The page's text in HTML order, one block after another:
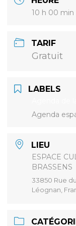
10 h 00 min
TARIF
Gratuit
LABELS
Agenda
LIEU
ESPACE
BRASSENS
33850 Rue du
Léognan,